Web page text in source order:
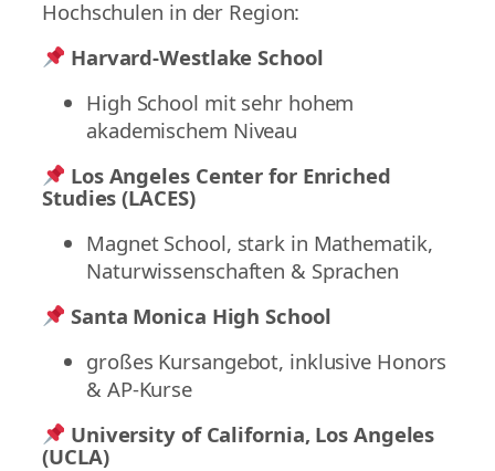
Hochschulen in der Region:
Harvard-Westlake School
High School mit sehr hohem
akademischem Niveau
Los Angeles Center for Enriched
Studies (LACES)
Magnet School, stark in Mathematik,
Naturwissenschaften & Sprachen
Santa Monica High School
großes Kursangebot, inklusive Honors
& AP-Kurse
University of California, Los Angeles
(UCLA)